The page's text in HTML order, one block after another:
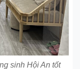
sinh Hội An tốt